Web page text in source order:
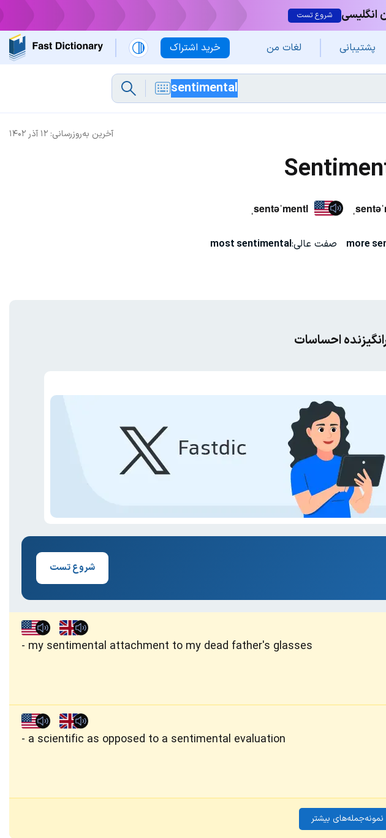
انگلیسی شروع تست
خرید اشتراک پشتیبانی لغات من
آخرین به‌روزرسانی: ۱۲ آذر ۱۴۰۲
ˌsentəˈmentl
more صفت عالی:most sentimental
احساسات
شروع تست
my sentimental attachment to my dead father's glasses
a scientific as opposed to a sentimental evaluation
نمونه‌جمله‌های بیشتر